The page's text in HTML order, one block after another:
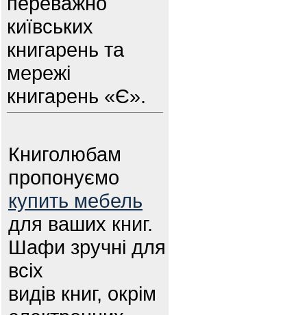
київських
книгарень та
мережі
книгарень «Є».
Книголюбам
пропонуємо
купить мебель
для ваших книг.
Шафи зручні для
всіх
видів книг, окрім